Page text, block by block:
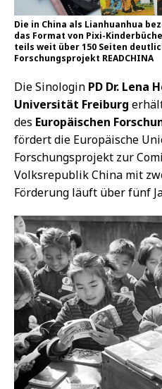
Die in China als Lianhuanhua
das Format von Pixi-
teils weit über 150 Seiten
Forschungsprojekt READCHINA
Die Sinologin PD Dr. Lena
Universität Freiburg
des Europäischen
fördert die Europäische
Forschungsprojekt zur
Volksrepublik China mit
Förderung läuft über fünf